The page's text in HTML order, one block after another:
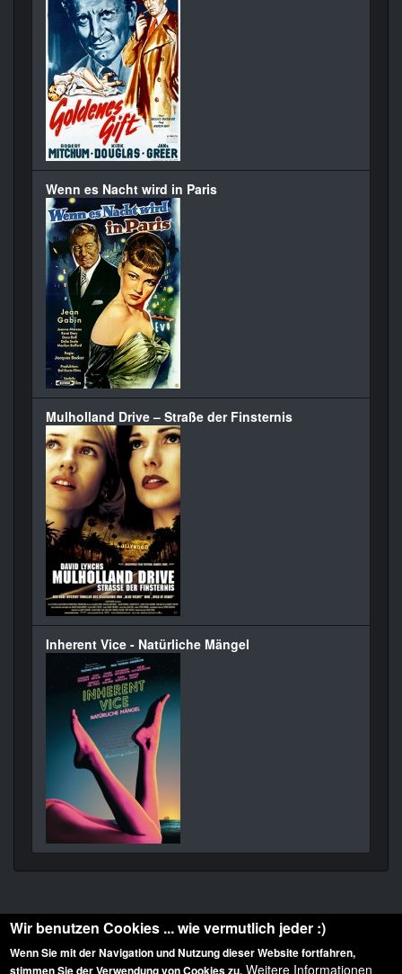
Wenn es Nacht wird in Paris
Mulholland Drive – Straße der Finsternis
Inherent Vice - Natürliche Mängel
Wir benutzen Cookies ... wie vermutlich jeder :)
Wenn Sie mit der Navigation und Nutzung dieser Website fortfahren,
stimmen Sie der Verwendung von Cookies zu. Weitere Informationen